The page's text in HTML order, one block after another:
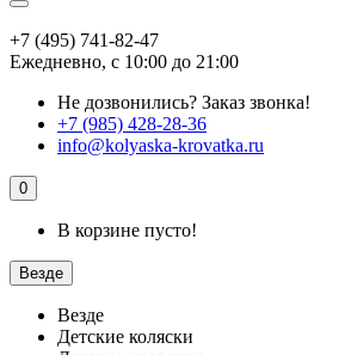
+7 (495) 741-82-47
Ежедневно, с 10:00 до 21:00
Не дозвонились? Заказ звонка!
+7 (985) 428-28-36
info@kolyaska-krovatka.ru
0
В корзине пусто!
Везде
Везде
Детские коляски